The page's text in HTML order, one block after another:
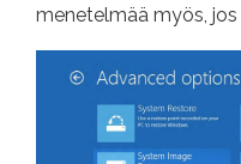
menetelmää myös,